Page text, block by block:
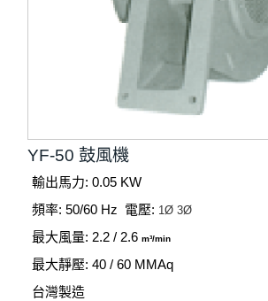
YF-50 鼓風機
輸出馬力: 0.05 KW
頻率: 50/60 Hz 電壓: 1Ø 3Ø
最大風量: 2.2 / 2.6 m³/min
最大靜壓: 40 / 60MMAq
台灣製造